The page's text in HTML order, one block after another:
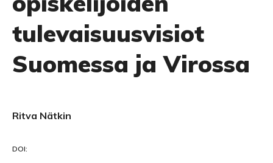
tulevaisuusvisiot
Suomessa ja Virossa
Ritva Nätkin
DOI: